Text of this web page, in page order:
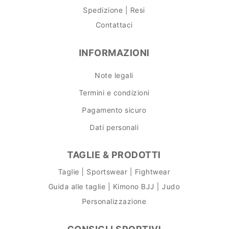
Spedizione | Resi
Contattaci
INFORMAZIONI
Note legali
Termini e condizioni
Pagamento sicuro
Dati personali
TAGLIE & PRODOTTI
Taglie | Sportswear | Fightwear
Guida alle taglie | Kimono BJJ | Judo
Personalizzazione